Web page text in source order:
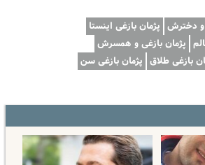
و دخترش پژمان بازغی اینستا
پژمان بازغی و همسرش
بازغی طلاق پژمان بازغی سن